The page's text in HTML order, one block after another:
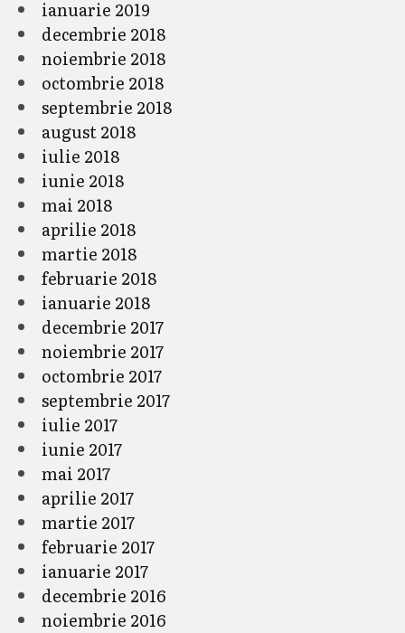
ianuarie 2019
decembrie 2018
noiembrie 2018
octombrie 2018
septembrie 2018
august 2018
iulie 2018
iunie 2018
mai 2018
aprilie 2018
martie 2018
februarie 2018
ianuarie 2018
decembrie 2017
noiembrie 2017
octombrie 2017
septembrie 2017
iulie 2017
iunie 2017
mai 2017
aprilie 2017
martie 2017
februarie 2017
ianuarie 2017
decembrie 2016
noiembrie 2016